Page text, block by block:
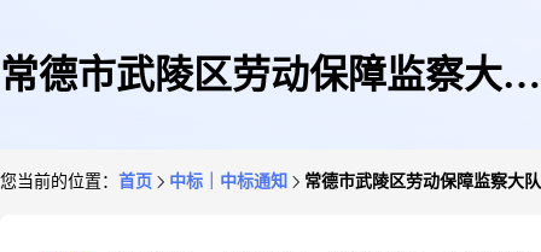
常德市武陵区劳动保障监察大队
您当前的位置： 首页 中标｜中标通知 常德市武陵区劳动保障监察大